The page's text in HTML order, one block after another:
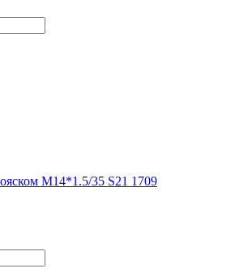
М14*1.5/35 S21 1709